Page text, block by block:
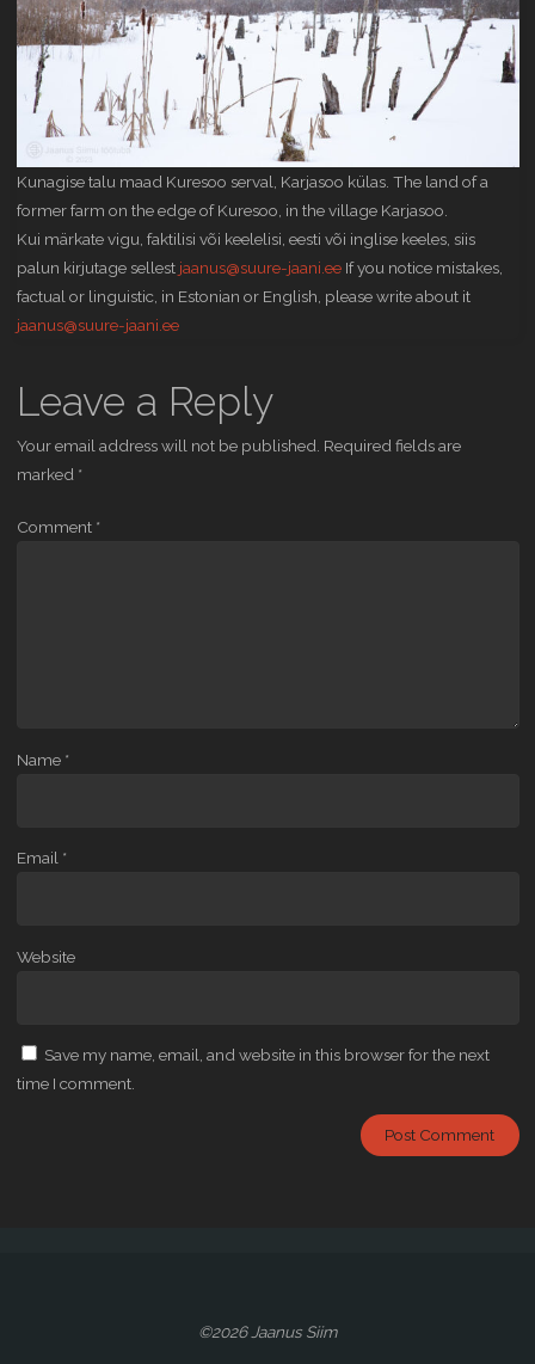
Kunagise talu maad Kuresoo serval, Karjasoo külas. The land of a
former farm on the edge of Kuresoo, in the village Karjasoo.
Kui märkate vigu, faktilisi või keelelisi, eesti või inglise keeles, siis
palun kirjutage sellest jaanus@suure-jaani.eeIf you notice mistakes,
factual or linguistic, in Estonian or English, please write about it
jaanus@suure-jaani.ee
Leave a Reply
Your email address will not be published. Required fields are
marked *
Comment *
Name *
Email *
Website
Save my name, email, and website in this browser for the next
time I comment.
©2026 Jaanus Siim